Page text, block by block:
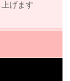
げます